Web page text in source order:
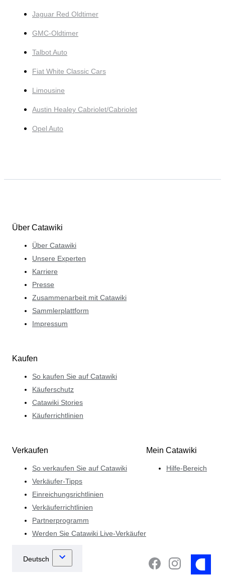
Jaguar Red Oldtimer
GMC-Oldtimer
Talbot Auto
Fiat White Classic Cars
Limousine
Austin Healey Cabriolet/Cabriolet
Opel Auto
Über Catawiki
Über Catawiki
Unsere Experten
Karriere
Presse
Zusammenarbeit mit Catawiki
Sammlerplattform
Impressum
Kaufen
So kaufen Sie auf Catawiki
Käuferschutz
Catawiki Stories
Käuferrichtlinien
Verkaufen
So verkaufen Sie auf Catawiki
Verkäufer-Tipps
Einreichungsrichtlinien
Verkäuferrichtlinien
Partnerprogramm
Werden Sie Catawiki Live-Verkäufer
Mein Catawiki
Hilfe-Bereich